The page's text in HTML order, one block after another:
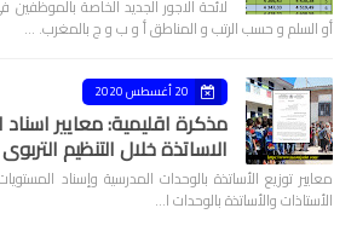
لائحة الاجور الجديد الخاصة
أو السلم و حسب الرتب و المناطق أ و ب و ج بالمغرب. …
20 أغسطس 2020
مذكرة اقليمية: معايير
الاساتذة خلال التنظيم
معايير توزيع الأساتذة بالوحدات المدرسية وإسناد
الأستاذات والأساتذة بالوحدات ا…